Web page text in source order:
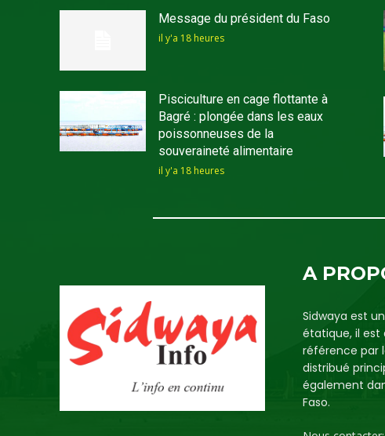
Message du président du Faso
il y'a 18 heures
Pisciculture en cage flottante à
Bagré : plongée dans les eaux
poissonneuses de la
souveraineté alimentaire
il y'a 18 heures
A
Sidwaya est
étatique, il est
référence par
distribué
également
Faso.